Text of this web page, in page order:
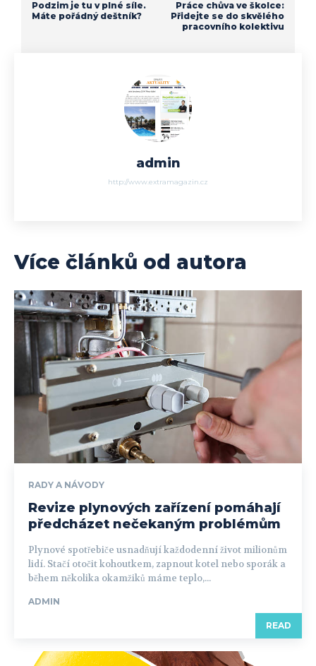
Podzim je tu v plné síle.
Máte pořádný deštník?
Práce chůva ve školce:
Přidejte se do skvělého
pracovního kolektivu
admin
http://www.extramagazin.cz
Více článků od autora
RADY A NÁVODY
Revize plynových zařízení pomáhají
předcházet nečekaným problémům
Plynové spotřebiče usnadňují každodenní život milionům
lidí. Stačí otočit kohoutkem, zapnout kotel nebo sporák a
během několika okamžiků máme teplo,...
ADMIN
READ